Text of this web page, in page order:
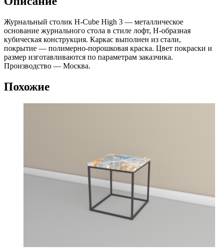
Журнальный столик H-Cube High 3 — металлическое
основание журнального стола в стиле лофт, H-образная
кубическая конструкция. Каркас выполнен из стали,
покрытие — полимерно-порошковая краска. Цвет покраски и
размер изготавливаются по параметрам заказчика.
Производство — Москва.
Похожие